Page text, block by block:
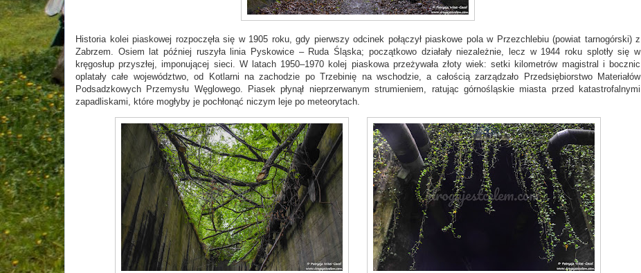
Historia kolei piaskowej rozpoczęła się w 1905 roku, gdy pierwszy odcinek połączył piaskowe pola w Przezchlebiu (powiat tarnogórski) z
Zabrzem. Osiem lat później ruszyła linia Pyskowice – Ruda Śląska; początkowo działały niezależnie, lecz w 1944 roku splotły się w
kręgosłup przyszłej, imponującej sieci. W latach 1950–1970 kolej piaskowa przeżywała złoty wiek: setki kilometrów magistral i bocznic
oplatały całe województwo, od Kotlarni na zachodzie po Trzebinię na wschodzie, a całością zarządzało Przedsiębiorstwo Materiałów
Podsadzkowych Przemysłu Węglowego. Piasek płynął nieprzerwanym strumieniem, ratując górnośląskie miasta przed katastrofalnymi
zapadliskami, które mogłyby je pochłonąć niczym leje po meteorytach.